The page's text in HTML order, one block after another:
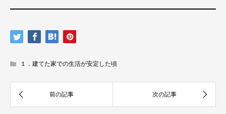
１．建てた家での生活が安定した頃